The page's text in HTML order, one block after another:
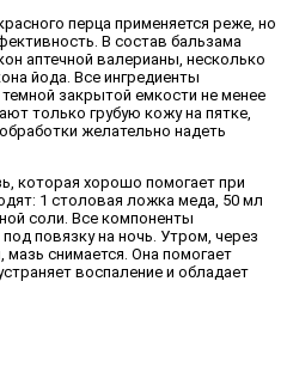
перца применяется реже, но
В состав бальзама
аптечной валерианы, несколько
йода. Все ингредиенты
закрытой емкости не менее
только грубую кожу на пятке,
желательно надеть
которая хорошо помогает при
1 столовая ложка меда, 50 мл
соли. Все компоненты
повязку на ночь. Утром, через
снимается. Она помогает
воспаление и обладает